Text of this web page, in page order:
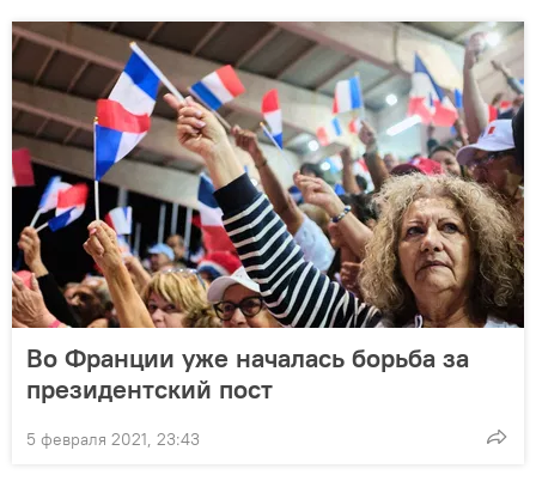
Во Франции уже началась борьба за
президентский пост
5 февраля 2021, 23:43